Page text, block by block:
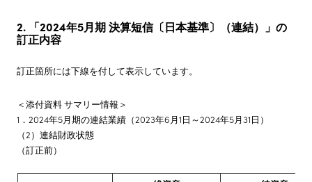
2. 「2024年5月期 決算短信〔日本基準〕（連結）」の
訂正内容
訂正箇所には下線を付して表示しています。
＜添付資料 サマリー情報＞
1．2024年5月期の連結業績（2023年6月1日～2024年5月31日）
（2）連結財政状態
（訂正前）